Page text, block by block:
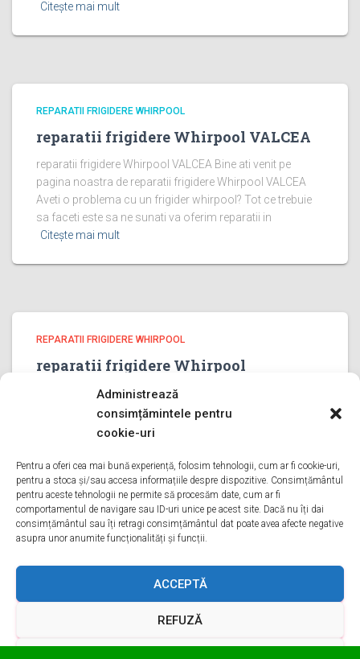
Administrează
consimțămintele pentru
cookie-uri
Pentru a oferi cea mai bună experiență, folosim tehnologii, cum ar fi cookie-uri,
pentru a stoca și/sau accesa informațiile despre dispozitive. Consimțământul
pentru aceste tehnologii ne permite să procesăm date, cum ar fi
comportamentul de navigare sau ID-uri unice pe acest site. Dacă nu îți dai
consimțământul sau îți retragi consimțământul dat poate avea afecte negative
asupra unor anumite funcționalități și funcții.
ACCEPTĂ
REFUZĂ
Citește mai mult
REPARATII FRIGIDERE WHIRPOOL
reparatii frigidere Whirpool VALCEA
reparatii frigidere Whirpool VALCEA Bine ati venit pe
pagina noastra de reparatii frigidere Whirpool VALCEA
Aveti o problema cu un frigider whirpool? Tot ce trebuie
sa faceti este sa ne sunati va oferim reparatii in
Citește mai mult
REPARATII FRIGIDERE WHIRPOOL
reparatii frigidere Whirpool
PRAHOVA
reparatii frigidere Whirpool PRAHOVA Bine ati venit pe
pagina noastra de reparatii frigidere Whirpool PRAHOVA
sa faceti este sa ne sunati va oferim reparatii in
Citește mai mult
DESPRE NOI SERVICII
GDPR TERMENI ȘI CONDIȚII